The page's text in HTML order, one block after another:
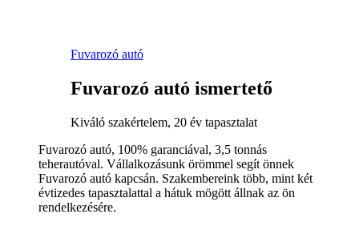
Fuvarozó autó
Fuvarozó autó ismertető
Kiváló szakértelem, 20 év tapasztalat
Fuvarozó autó, 100% garanciával, 3,5 tonnás
teherautóval. Vállalkozásunk örömmel segít önnek
Fuvarozó autó kapcsán. Szakembereink több, mint két
évtizedes tapasztalattal a hátuk mögött állnak az ön
rendelkezésére.